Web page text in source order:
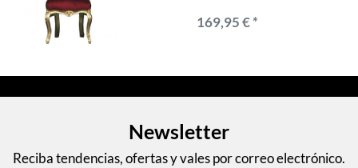
169,95 € *
Newsletter
Reciba tendencias, ofertas y vales por correo electrónico.